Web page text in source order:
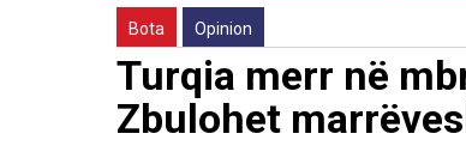
Bota Opinion
Turqia merr në
Zbulohet